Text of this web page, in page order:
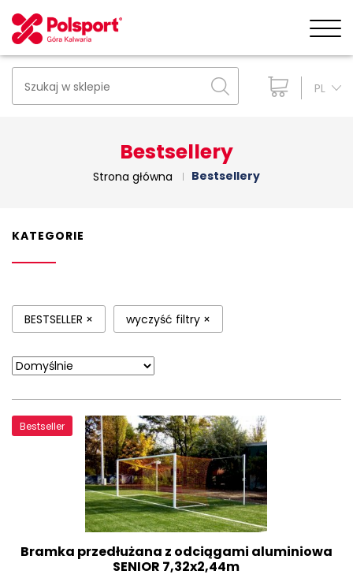
PL
Bestsellery
Strona główna Bestsellery
KATEGORIE
BESTSELLER × wyczyść filtry ×
Bestseller
Bramka przedłużana z odciągami aluminiowa
SENIOR 7,32x2,44m